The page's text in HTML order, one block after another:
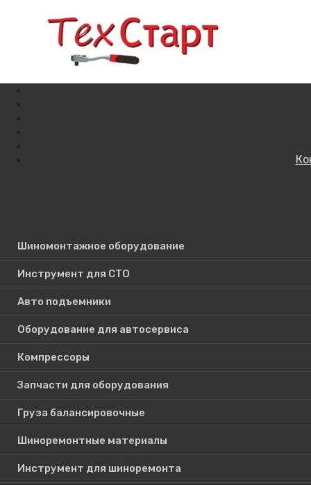
Шиномонтажное оборудование
Инструмент для СТО
Авто подъемники
Оборудование для автосервиса
Компрессоры
Запчасти для оборудования
Груза балансировочные
Шиноремонтные материалы
Инструмент для шиноремонта
Поиск по сайту
Каталог
Шиномонтажное